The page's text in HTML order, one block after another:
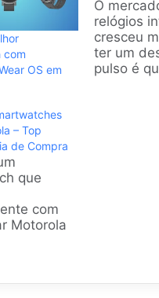
com
OS em
O
relógios
cresceu
ter um
pulso é
– Top
de Compra
que
com
Motorola
ajudar a